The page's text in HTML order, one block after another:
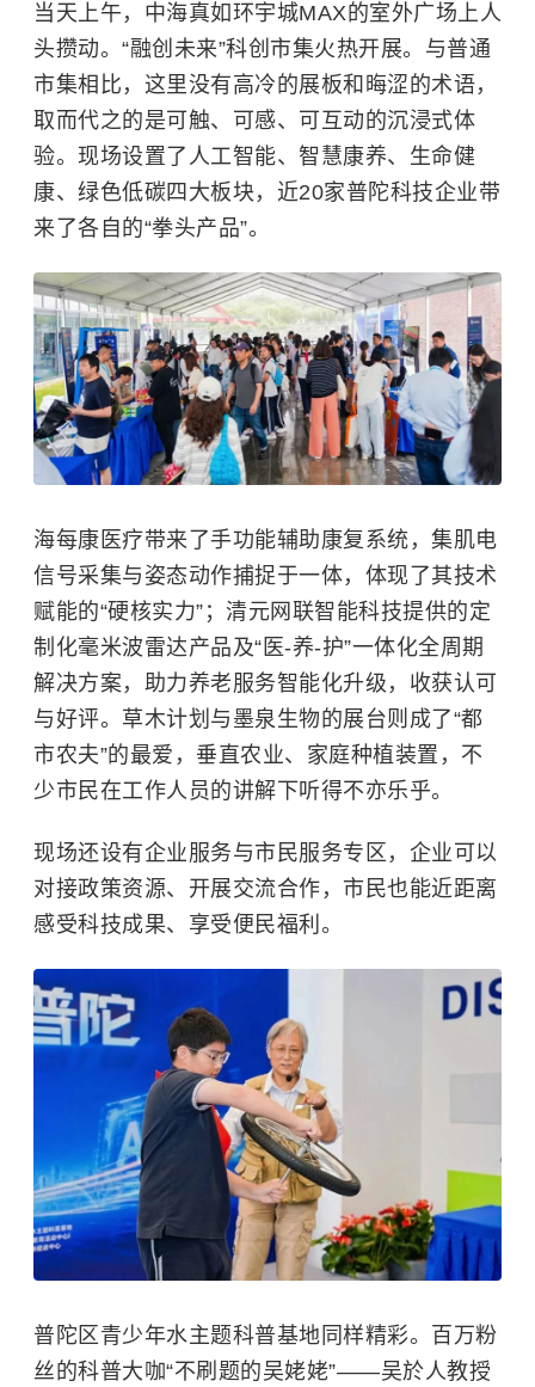
当天上午，中海真如环宇城MAX的室外广场上人
头攒动。“融创未来”科创市集火热开展。与普通
市集相比，这里没有高冷的展板和晦涩的术语，
取而代之的是可触、可感、可互动的沉浸式体
验。现场设置了人工智能、智慧康养、生命健
康、绿色低碳四大板块，近20家普陀科技企业带
来了各自的“拳头产品”。
海每康医疗带来了手功能辅助康复系统，集肌电
信号采集与姿态动作捕捉于一体，体现了其技术
赋能的“硬核实力”；清元网联智能科技提供的定
制化毫米波雷达产品及“医-养-护”一体化全周期
解决方案，助力养老服务智能化升级，收获认可
与好评。草木计划与墨泉生物的展台则成了“都
市农夫”的最爱，垂直农业、家庭种植装置，不
少市民在工作人员的讲解下听得不亦乐乎。
现场还设有企业服务与市民服务专区，企业可以
对接政策资源、开展交流合作，市民也能近距离
感受科技成果、享受便民福利。
普陀区青少年水主题科普基地同样精彩。百万粉
丝的科普大咖“不刷题的吴姥姥”——吴於人教授